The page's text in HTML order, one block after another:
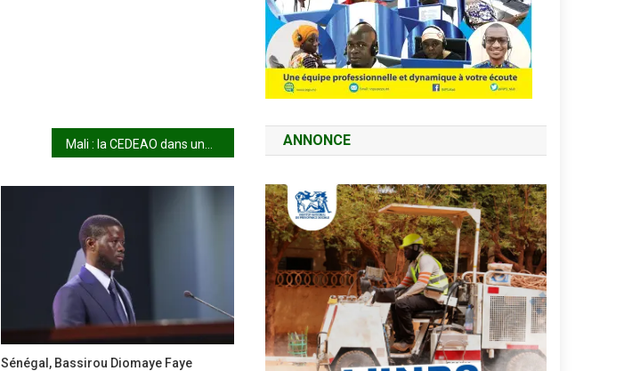
Sénégal, Bassirou Diomaye Faye
ANNONCE